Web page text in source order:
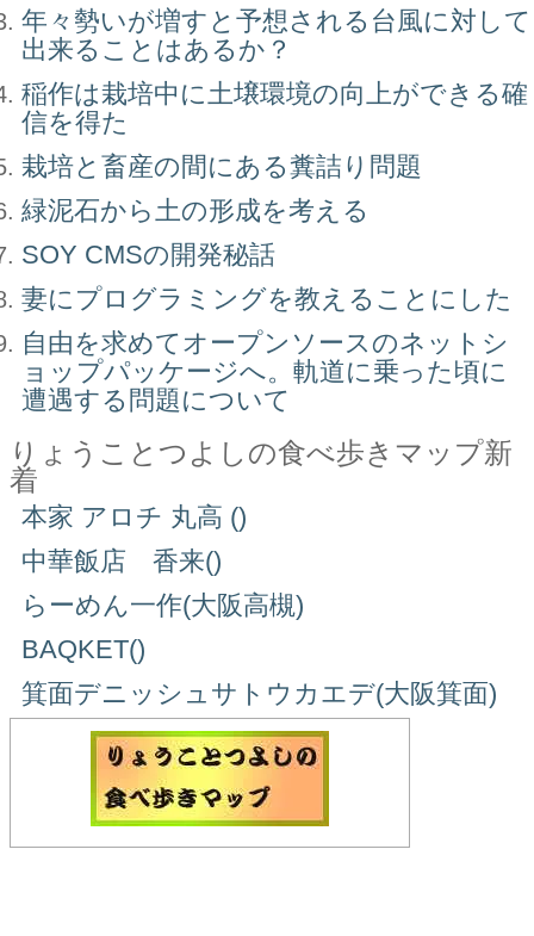
年々勢いが増すと予想される台風に対して
出来ることはあるか？
稲作は栽培中に土壌環境の向上ができる確
信を得た
栽培と畜産の間にある糞詰り問題
緑泥石から土の形成を考える
SOY CMSの開発秘話
妻にプログラミングを教えることにした
自由を求めてオープンソースのネットシ
ョップパッケージへ。軌道に乗った頃に
遭遇する問題について
りょうことつよしの食べ歩きマップ新
着
本家 アロチ 丸高 ()
中華飯店 香来()
らーめん一作(大阪高槻)
BAQKET()
箕面デニッシュサトウカエデ(大阪箕面)